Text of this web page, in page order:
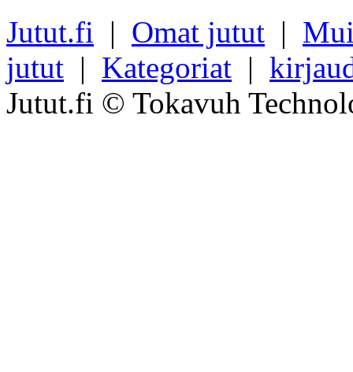
Jutut.fi | Omat jutut |
jutut | Kategoriat |
Jutut.fi © Tokavuh